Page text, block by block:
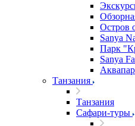
Остров
Sanya
Парк
Sanya
Танзания
Танзания
Сафари-туры